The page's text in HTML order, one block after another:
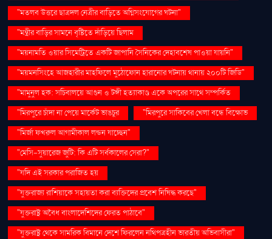
"মতলব উত্তরে ছাত্রদল নেত্রীর বাড়িতে অগ্নিসংযোগের ঘটনা"
"মন্ত্রীর বাড়ির সামনে বৃষ্টিতে দাঁড়িয়ে ছিলাম
"ময়নামতি ওয়ার সিমেট্রিতে একটি জাপানি সৈনিকের দেহাবশেষ পাওয়া যায়নি"
"ময়মনসিংহে আজহারীর মাহফিলে মুঠোফোন হারানোর ঘটনায় থানায় ২০০টি জিডি"
"মামুনুল হক: সচিবালয়ে আগুন ও টঙ্গী হত্যাকাণ্ড একে অপরের সাথে সম্পর্কিত
"মিরপুরে চাঁদা না পেয়ে মার্কেট ভাঙচুর
"মিরপুরে সাকিবের খেলা বন্ধে বিক্ষোভ
"মির্জা ফখরুল আগামীকাল লন্ডন যাচ্ছেন"
"মেসি-সুয়ারেজ জুটি: কি এটি সর্বকালের সেরা?"
"যদি এই সরকার পরাজিত হয়
"যুক্তরাজ্য রাশিয়াকে সহায়তা করা ব্যক্তিদের প্রবেশ নিষিদ্ধ করছে"
"যুক্তরাষ্ট্র অবৈধ বাংলাদেশিদের ফেরত পাঠাবে"
"যুক্তরাষ্ট্র থেকে সামরিক বিমানে দেশে ফিরলেন নথিপত্রহীন ভারতীয় অভিবাসীরা"